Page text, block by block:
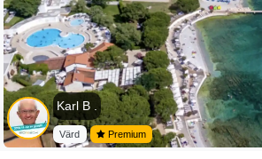
Karl B .
Värd Premium